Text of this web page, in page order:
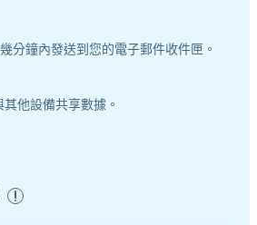
分鐘內發送到您的電子郵件收件匣。
他設備共享數據。